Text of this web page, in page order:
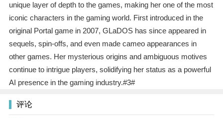
unique layer of depth to the games, making her one of the most
iconic characters in the gaming world. First introduced in the
original Portal game in 2007, GLaDOS has since appeared in
sequels, spin-offs, and even made cameo appearances in
other games. Her mysterious origins and ambiguous motives
continue to intrigue players, solidifying her status as a powerful
AI presence in the gaming industry.#3#
评论